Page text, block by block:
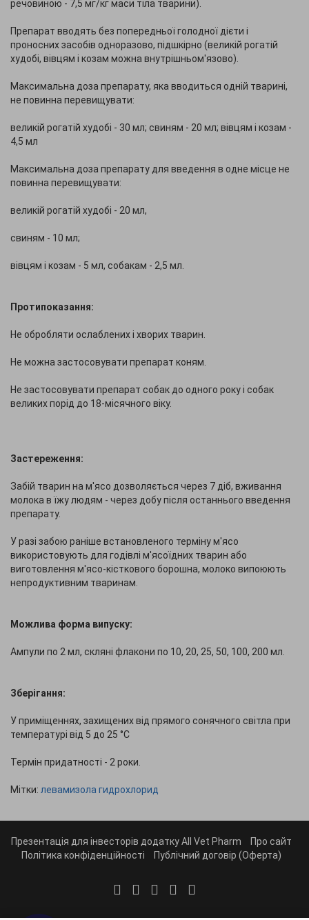
речовиною - 7,5 мг/кг маси тіла тварини).
Препарат вводять без попередньої голодної дієти і
проносних засобів одноразово, підшкірно (великій рогатій
худобі, вівцям і козам можна внутрішньом'язово).
Максимальна доза препарату, яка вводиться одній тварині,
не повинна перевищувати:
великій рогатій худобі - 30 мл; свиням - 20 мл; вівцям і козам -
4,5 мл
Максимальна доза препарату для введення в одне місце не
повинна перевищувати:
великій рогатій худобі - 20 мл,
свиням - 10 мл;
вівцям і козам - 5 мл, собакам - 2,5 мл.
Протипоказання:
Не обробляти ослаблених і хворих тварин.
Не можна застосовувати препарат коням.
Не застосовувати препарат собак до одного року і собак
великих порід до 18-місячного віку.
Застереження:
Забій тварин на м'ясо дозволяється через 7 діб, вживання
молока в їжу людям - через добу після останнього введення
препарату.
У разі забою раніше встановленого терміну м'ясо
використовують для годівлі м'ясоїдних тварин або
виготовлення м'ясо-кісткового борошна, молоко випоюють
непродуктивним тваринам.
Можлива форма випуску:
Ампули по 2 мл, скляні флакони по 10, 20, 25, 50, 100, 200 мл.
Зберігання:
У приміщеннях, захищених від прямого сонячного світла при
температурі від 5 до 25 °C
Термін придатності - 2 роки.
Мітки: левамизола гидрохлорид
Презентація для інвесторів додатку All Vet Pharm
Про сайт
Політика конфіденційності
Публічний договір (Оферта)